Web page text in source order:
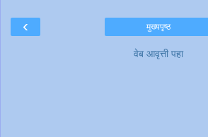
‹ मुख्यपृष्ठ
वेब आवृत्ती पहा